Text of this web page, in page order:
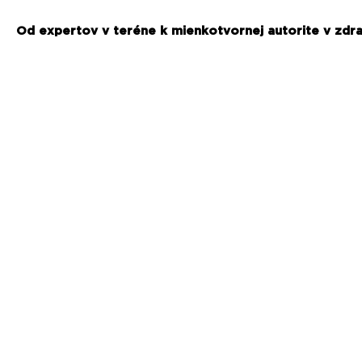
Od expertov v teréne k mienkotvornej autorite v